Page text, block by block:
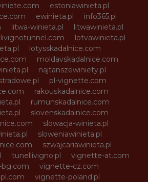
estoniawinieta.pl
ewinieta.pl
info365.pl
litwa-winieta.pl
litwawinieta.pl
livignotunnel.com
lotvawinieta.pl
lotysskadalnice.com
moldavskadalnice.com
najtanszewiniety.pl
pl-vignette.com
rakouskadalnice.com
rumunskadalnice.com
slovenskadalnice.com
slowacja-winieta.pl
sloweniawinieta.pl
szwajcariawinieta.pl
tunellivigno.pl
vignette-at.com
vignette-cz.com
vignette-poland.pl